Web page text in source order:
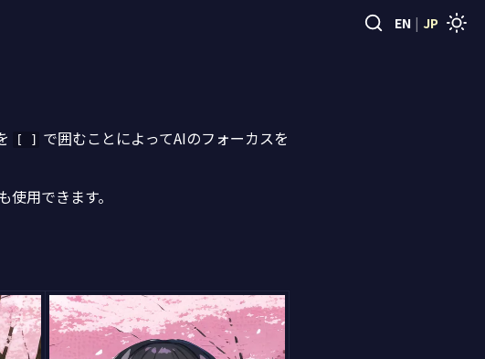
EN | JP
[ ]
で囲むことによってAIのフォーカスを
用できます。